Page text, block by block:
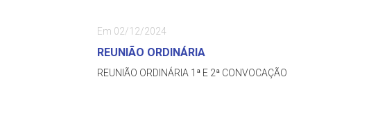
Em 02/12/2024
REUNIÃO ORDINÁRIA
REUNIÃO ORDINÁRIA 1ª E 2ª CONVOCAÇÃO